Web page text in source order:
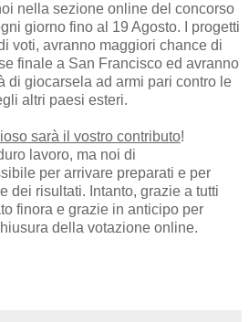
nella sezione online del concorso
giorno fino al 19 Agosto. I progetti
voti, avranno maggiori chance di
finale a San Francisco ed avranno
di giocarsela ad armi pari contro le
altri paesi esteri.
sarà il vostro contributo!
lavoro, ma noi di
per arrivare preparati e per
dei risultati. Intanto, grazie a tutti
finora e grazie in anticipo per
della votazione online.